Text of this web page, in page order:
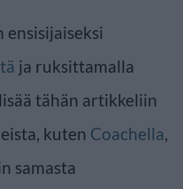
ensisijaiseksi
ja ruksittamalla
tähän artikkeliin
kuten Coachella,
samasta